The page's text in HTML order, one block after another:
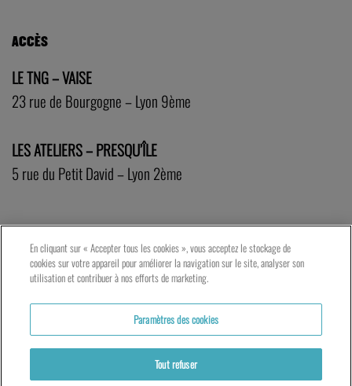
ACCÈS
LE TNG – VAISE
23 rue de Bourgogne – Lyon 9ème
LES ATELIERS – PRESQU’ÎLE
5 rue du Petit David – Lyon 2ème
En cliquant sur « Accepter tous les cookies », vous acceptez le stockage de
cookies sur votre appareil pour améliorer la navigation sur le site, analyser son
utilisation et contribuer à nos efforts de marketing.
Paramètres des cookies
Tout refuser